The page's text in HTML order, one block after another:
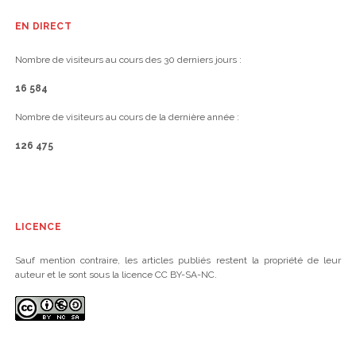
EN DIRECT
Nombre de visiteurs au cours des 30 derniers jours :
16 584
Nombre de visiteurs au cours de la dernière année :
126 475
LICENCE
Sauf mention contraire, les articles publiés restent la propriété de leur
auteur et le sont sous la licence CC BY-SA-NC.